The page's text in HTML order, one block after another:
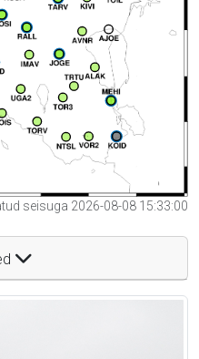
seisuga 2026-08-08 15:33:00